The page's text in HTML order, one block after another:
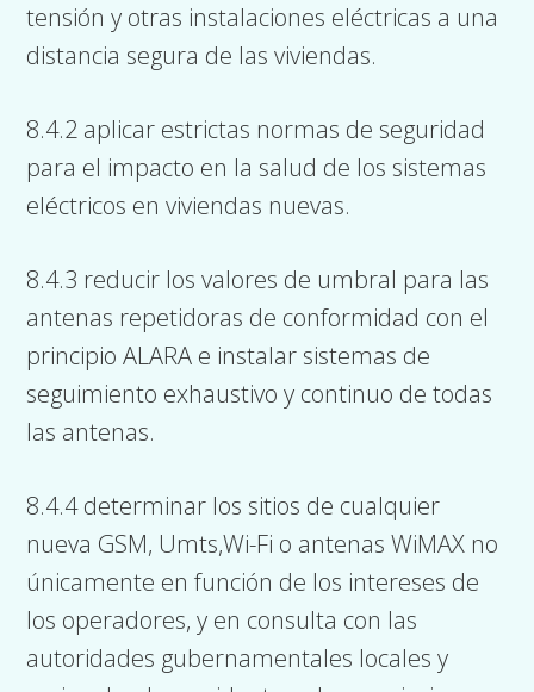
tensión y otras instalaciones eléctricas a una
distancia segura de las viviendas.
8.4.2 aplicar estrictas normas de seguridad
para el impacto en la salud de los sistemas
eléctricos en viviendas nuevas.
8.4.3 reducir los valores de umbral para las
antenas repetidoras de conformidad con el
principio ALARA e instalar sistemas de
seguimiento exhaustivo y continuo de todas
las antenas.
8.4.4 determinar los sitios de cualquier
nueva GSM, Umts,Wi-Fi o antenas WiMAX no
únicamente en función de los intereses de
los operadores, y en consulta con las
autoridades gubernamentales locales y